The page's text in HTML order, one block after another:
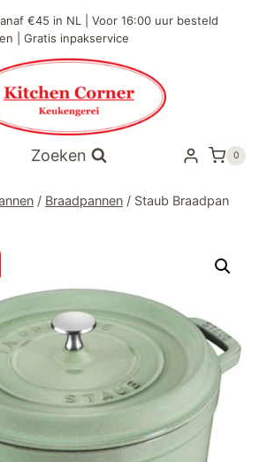
€45 in NL | Voor 16:00 uur besteld
| Gratis inpakservice
Zoeken 0
/ Braadpannen / Staub Braadpan